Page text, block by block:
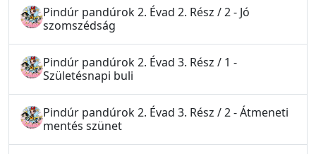
Pindúr pandúrok 2. Évad 2. Rész / 2 - Jó
szomszédság
Pindúr pandúrok 2. Évad 3. Rész / 1 -
Születésnapi buli
Pindúr pandúrok 2. Évad 3. Rész / 2 - Átmeneti
mentés szünet